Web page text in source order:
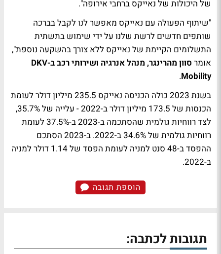
של היכולות של נאייקס ברחבי אירופה".
"שיתוף הפעולה עם נאייקס מאפשר לנו לקבל בברכה
שותפים חדשים לרשת שלנו על ידי שימוש בתשתית
התשלומים הקיימת של נאייקס ללא צורך בהשקעה נוספת",
אומר
סוון מהרינגר, מנהל אנרגיה ושירותי רכב ב-DKV
Mobility
.
בשנת 2023 כולה הכניסה נאייקס 235.5 מיליון דולר לעומת
הכנסות של 173.5 מיליון דולר ב-2022 - עלייה של 35.7%,
לצד רווחיות גולמית שהסתכמה ב-2023 ב-37.5% לעומת
רווחיות גולמית של 34.6% ב-2022. ב-2023 הסתכם
ההפסד ב-48 סנט למניה לעומת הפסד של 1.14 דולר למניה
ב-2022.
הוספת תגובה
תגובות לכתבה: